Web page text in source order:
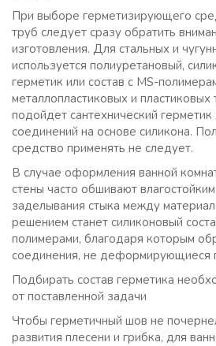
При выборе герметизирующего
труб следует сразу обратить
изготовления. Для стальных и
используется полиуретановый,
герметик или состав с MS-
металлопластиковых и
подойдет сантехнический
соединений на основе силикона.
средство применять не следует.
В случае оформления ванной
стены часто обшивают
заделывания стыка между
решением станет силиконовый
полимерами, благодаря которым
соединения, не деформирующиеся
Подбирать состав герметика
от поставленной задачи
Чтобы герметичный шов не
развития плесени и грибка, для